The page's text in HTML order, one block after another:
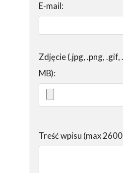
E-mail:
Zdjęcie (.jpg, .png, .gif,
MB):
Treść wpisu (max